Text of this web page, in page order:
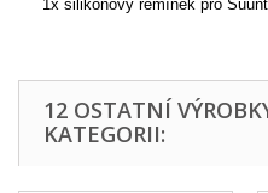
1x silikonový řemínek pro
12 OSTATNÍ
KATEGORII: